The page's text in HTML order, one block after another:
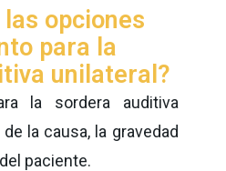
las opciones
para la
unilateral?
la sordera auditiva
la causa, la gravedad
paciente.